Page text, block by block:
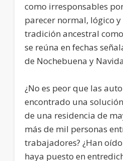
como irresponsables
parecer normal, lógico
tradición ancestral
se reúna en fechas
de Nochebuena y
¿No es peor que las
encontrado una
de una residencia de
más de mil personas
trabajadores? ¿Han
haya puesto en